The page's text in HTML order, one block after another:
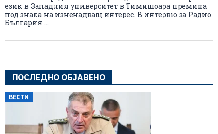
език в Западния университет в Тимишоара премина
под знака на изненадващ интерес. В интервю за Радио
България ...
ПОСЛЕДНО ОБЈАВЕНО
ВЕСТИ